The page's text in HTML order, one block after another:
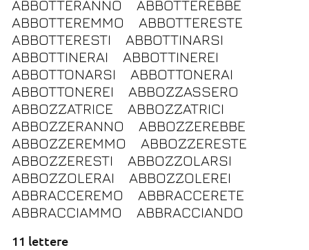
ABBOTTERANNO
ABBOTTEREBBE
ABBOTTEREMMO
ABBOTTERESTE
ABBOTTERESTI
ABBOTTINARSI
ABBOTTINERAI
ABBOTTINEREI
ABBOTTONARSI
ABBOTTONERAI
ABBOTTONEREI
ABBOZZASSERO
ABBOZZATRICE
ABBOZZATRICI
ABBOZZERANNO
ABBOZZEREBBE
ABBOZZEREMMO
ABBOZZERESTE
ABBOZZERESTI
ABBOZZOLARSI
ABBOZZOLERAI
ABBOZZOLEREI
ABBRACCEREMO
ABBRACCERETE
ABBRACCIAMMO
ABBRACCIANDO
11 lettere